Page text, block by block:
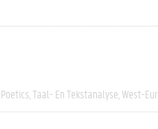
Poetics Taal- En Tekstanalyse West-